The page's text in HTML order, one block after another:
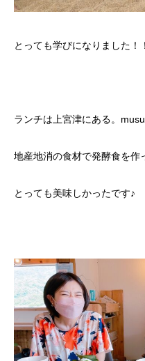
とっても学びになりました！！
ランチは上宮津にある。
地産地消の食材で発酵食を作
とっても美味しかったです♪